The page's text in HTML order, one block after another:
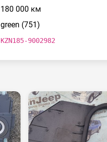
180 000 км
green (751)
KZN185-9002982